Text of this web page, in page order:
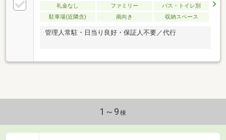
礼金なし ファミリー
バス・トイレ別
駐車場(近隣含)
南向き 収納スペース
管理人常駐・日当り良好・保証人不要／代行
1～9 棟